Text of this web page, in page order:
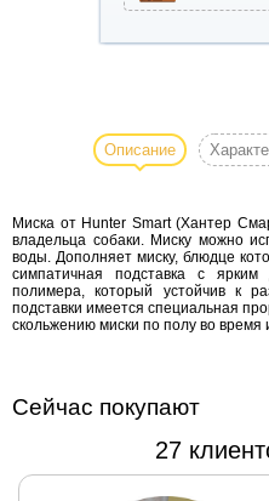
Смарт) –
аксессуар в
доме
владельца
собаки.
Миску можно
корма, так и
Описание
Миска от Hunter Smart (Хантер
владельца собаки. Миску можно
воды. Дополняет миску, блюдце
симпатичная подставка с
полимера, который устойчив к
подставки имеется специальная
скольжению миски по полу во время
Сейчас покупают
27